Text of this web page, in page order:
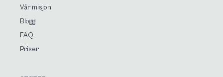
Vår misjon
Blogg
FAQ
Priser